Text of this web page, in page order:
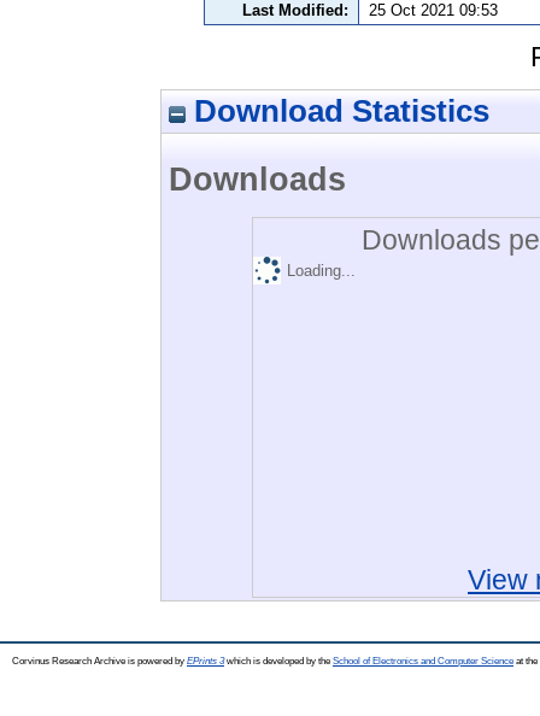
Last Modified:
25 Oct 2021 09:53
Download Statistics
Downloads
Downloads
Loading...
View
Corvinus Research Archive is powered by EPrints 3which is developed by the School of Electronics and Computer Science at